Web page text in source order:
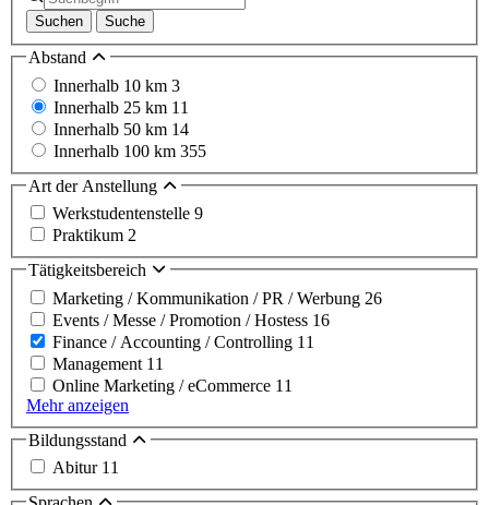
Suchen Suche
Abstand
Innerhalb 10 km 3
Innerhalb 25 km 11
Innerhalb 50 km 14
Innerhalb 100 km 355
Art der Anstellung
Werkstudentenstelle 9
Praktikum 2
Tätigkeitsbereich
Marketing / Kommunikation / PR / Werbung 26
Events / Messe / Promotion / Hostess 16
Finance / Accounting / Controlling 11
Management 11
Online Marketing / eCommerce 11
Mehr anzeigen
Bildungsstand
Abitur 11